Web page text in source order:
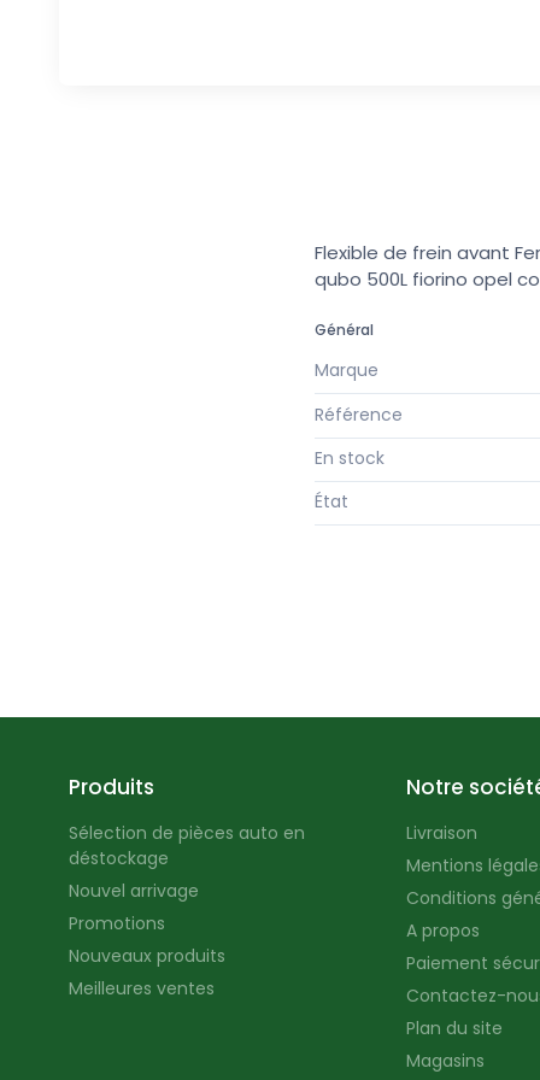
Flexible de frein avant
qubo 500L fiorino opel
Général
Marque
Référence
En stock
État
Produits
Sélection de pièces auto en
déstockage
Nouvel arrivage
Promotions
Nouveaux produits
Meilleures ventes
Notre
Livraison
Mentions
Conditions
A propos
Paiement
Contactez-
Plan du site
Magasins